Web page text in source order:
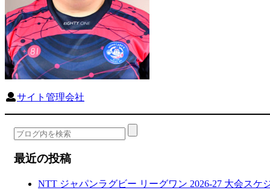
サイト管理会社
最近の投稿
NTT ジャパンラグビー リーグワン 2026-27 大会スケ